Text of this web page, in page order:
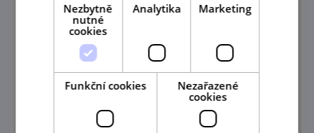
Lásky a vrásky pana Voka na zámku
13. 8. '26
Noční oživené prohlídky vranovského zámku
letos představí šermířsko-divadelní adaptaci
na motivy známé televizní komedie "Svatby
Nezbytně
nutné
cookies
Analytika Marketing
Funkční cookies
Nezařazené
cookies